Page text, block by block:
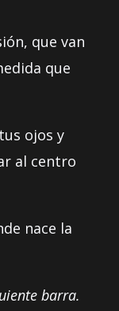
que van
que
ojos y
al centro
nace la
barra.